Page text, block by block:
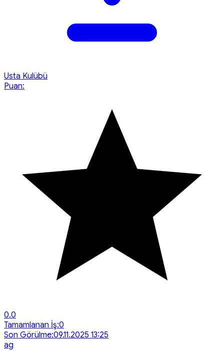
Usta Kulübü
Puan:
0.0
Tamamlanan İş:0
Son Görülme:09.11.2025 13:25
ag